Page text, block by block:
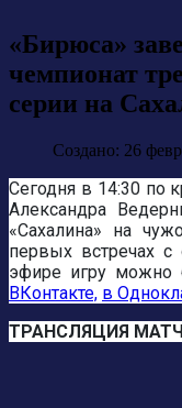
«Бирюса»
чемпионат
серии на
Создано: 26
Сегодня в 14:30 по
Александра
«Сахалина» на
первых встречах
эфире игру можно
ВКонтакте, в
ТРАНСЛЯЦИЯ